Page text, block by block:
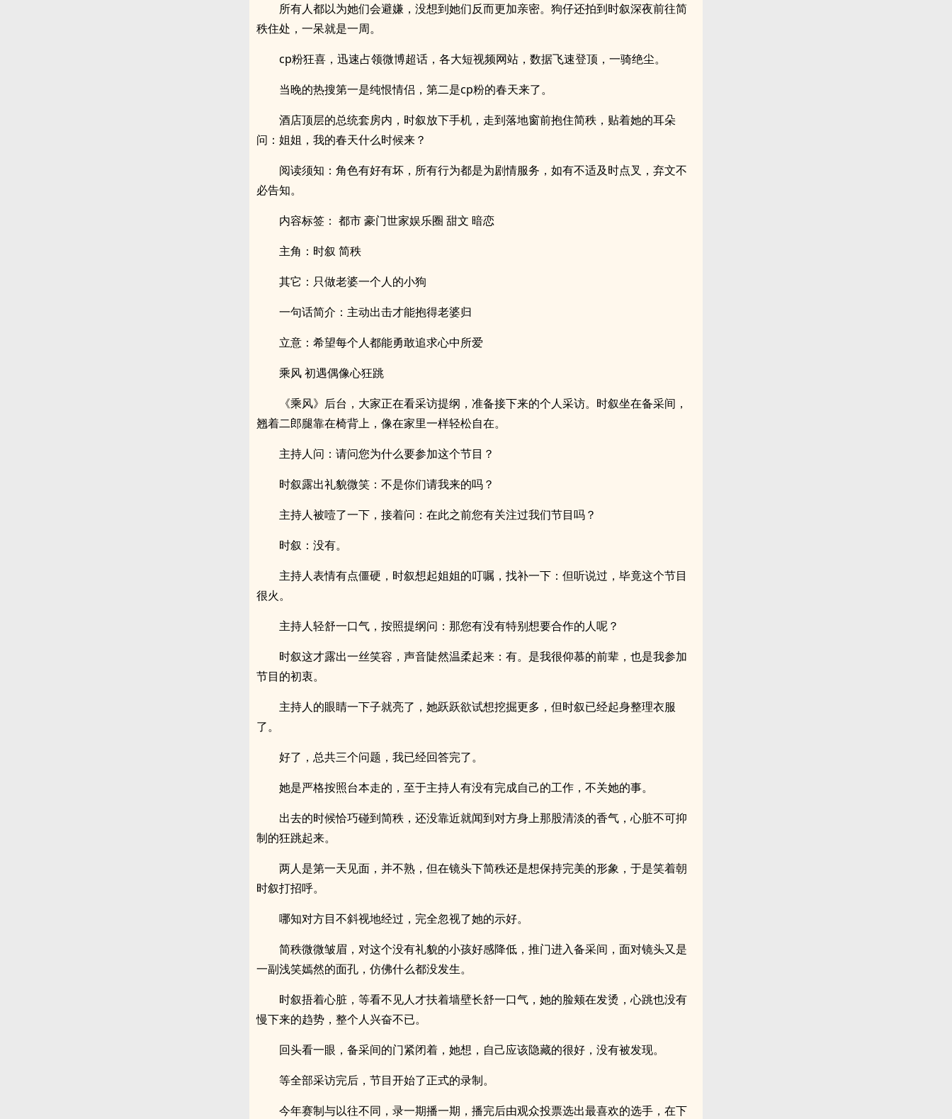
所有人都以为她们会避嫌，没想到她们反而更加亲密。狗仔还拍到时叙深夜前往简
秩住处，一呆就是一周。
cp粉狂喜，迅速占领微博超话，各大短视频网站，数据飞速登顶，一骑绝尘。
当晚的热搜第一是纯恨情侣，第二是cp粉的春天来了。
酒店顶层的总统套房内，时叙放下手机，走到落地窗前抱住简秩，贴着她的耳朵
问：姐姐，我的春天什么时候来？
阅读须知：角色有好有坏，所有行为都是为剧情服务，如有不适及时点叉，弃文不
必告知。
内容标签： 都市 豪门世家娱乐圈 甜文 暗恋
主角：时叙 简秩
其它：只做老婆一个人的小狗
一句话简介：主动出击才能抱得老婆归
立意：希望每个人都能勇敢追求心中所爱
乘风 初遇偶像心狂跳
《乘风》后台，大家正在看采访提纲，准备接下来的个人采访。时叙坐在备采间，
翘着二郎腿靠在椅背上，像在家里一样轻松自在。
主持人问：请问您为什么要参加这个节目？
时叙露出礼貌微笑：不是你们请我来的吗？
主持人被噎了一下，接着问：在此之前您有关注过我们节目吗？
时叙：没有。
主持人表情有点僵硬，时叙想起姐姐的叮嘱，找补一下：但听说过，毕竟这个节目
很火。
主持人轻舒一口气，按照提纲问：那您有没有特别想要合作的人呢？
时叙这才露出一丝笑容，声音陡然温柔起来：有。是我很仰慕的前辈，也是我参加
节目的初衷。
主持人的眼睛一下子就亮了，她跃跃欲试想挖掘更多，但时叙已经起身整理衣服
了。
好了，总共三个问题，我已经回答完了。
她是严格按照台本走的，至于主持人有没有完成自己的工作，不关她的事。
出去的时候恰巧碰到简秩，还没靠近就闻到对方身上那股清淡的香气，心脏不可抑
制的狂跳起来。
两人是第一天见面，并不熟，但在镜头下简秩还是想保持完美的形象，于是笑着朝
时叙打招呼。
哪知对方目不斜视地经过，完全忽视了她的示好。
简秩微微皱眉，对这个没有礼貌的小孩好感降低，推门进入备采间，面对镜头又是
一副浅笑嫣然的面孔，仿佛什么都没发生。
时叙捂着心脏，等看不见人才扶着墙壁长舒一口气，她的脸颊在发烫，心跳也没有
慢下来的趋势，整个人兴奋不已。
回头看一眼，备采间的门紧闭着，她想，自己应该隐藏的很好，没有被发现。
等全部采访完后，节目开始了正式的录制。
今年赛制与以往不同，录一期播一期，播完后由观众投票选出最喜欢的选手，在下